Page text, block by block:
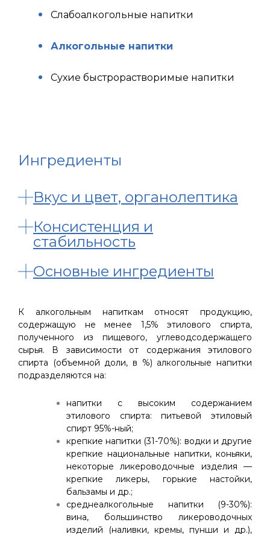
Слабоалкогольные напитки
Алкогольные напитки
Сухие быстрорастворимые напитки
Ингредиенты
Вкус и цвет, органолептика
Консистенция и
стабильность
Основные ингредиенты
К алкогольным напиткам относят продукцию,
содержащую не менее 1,5% этилового спирта,
полученного из пищевого, углеводсодержащего
сырья. В зависимости от содержания этилового
спирта (объемной доли, в %) алкогольные напитки
подразделяются на:
напитки с высоким содержанием
этилового спирта: питьевой этиловый
спирт 95%-ный;
крепкие напитки (31-70%): водки и другие
крепкие национальные напитки, коньяки,
некоторые ликероводочные изделия —
крепкие ликеры, горькие настойки,
бальзамы и др.;
среднеалкогольные напитки (9-30%):
вина, большинство ликероводочных
изделий (наливки, кремы, пунши и др.),